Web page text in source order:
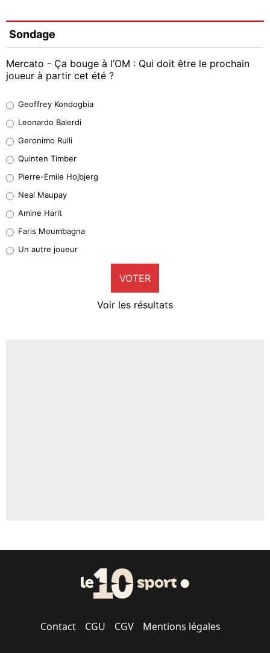
Sondage
Mercato - Ça bouge à l’OM : Qui doit être le prochain
joueur à partir cet été ?
38%
32%
5%
1%
9%
Geoffrey Kondogbia
Leonardo Balerdi
Geronimo Rulli
Quinten Timber
Pierre-Emile Hojbjerg
Neal Maupay
Amine Harit
Faris Moumbagna
Un autre joueur
VOTER
Voir les résultats
Contact CGU CGV Mentions légales